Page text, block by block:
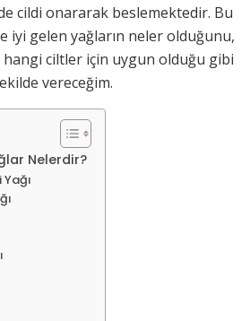
cildi onararak beslemektedir. Bu
iyi gelen yağların neler olduğunu,
hangi ciltler için uygun olduğu gibi
vereceğim.
Nelerdir?